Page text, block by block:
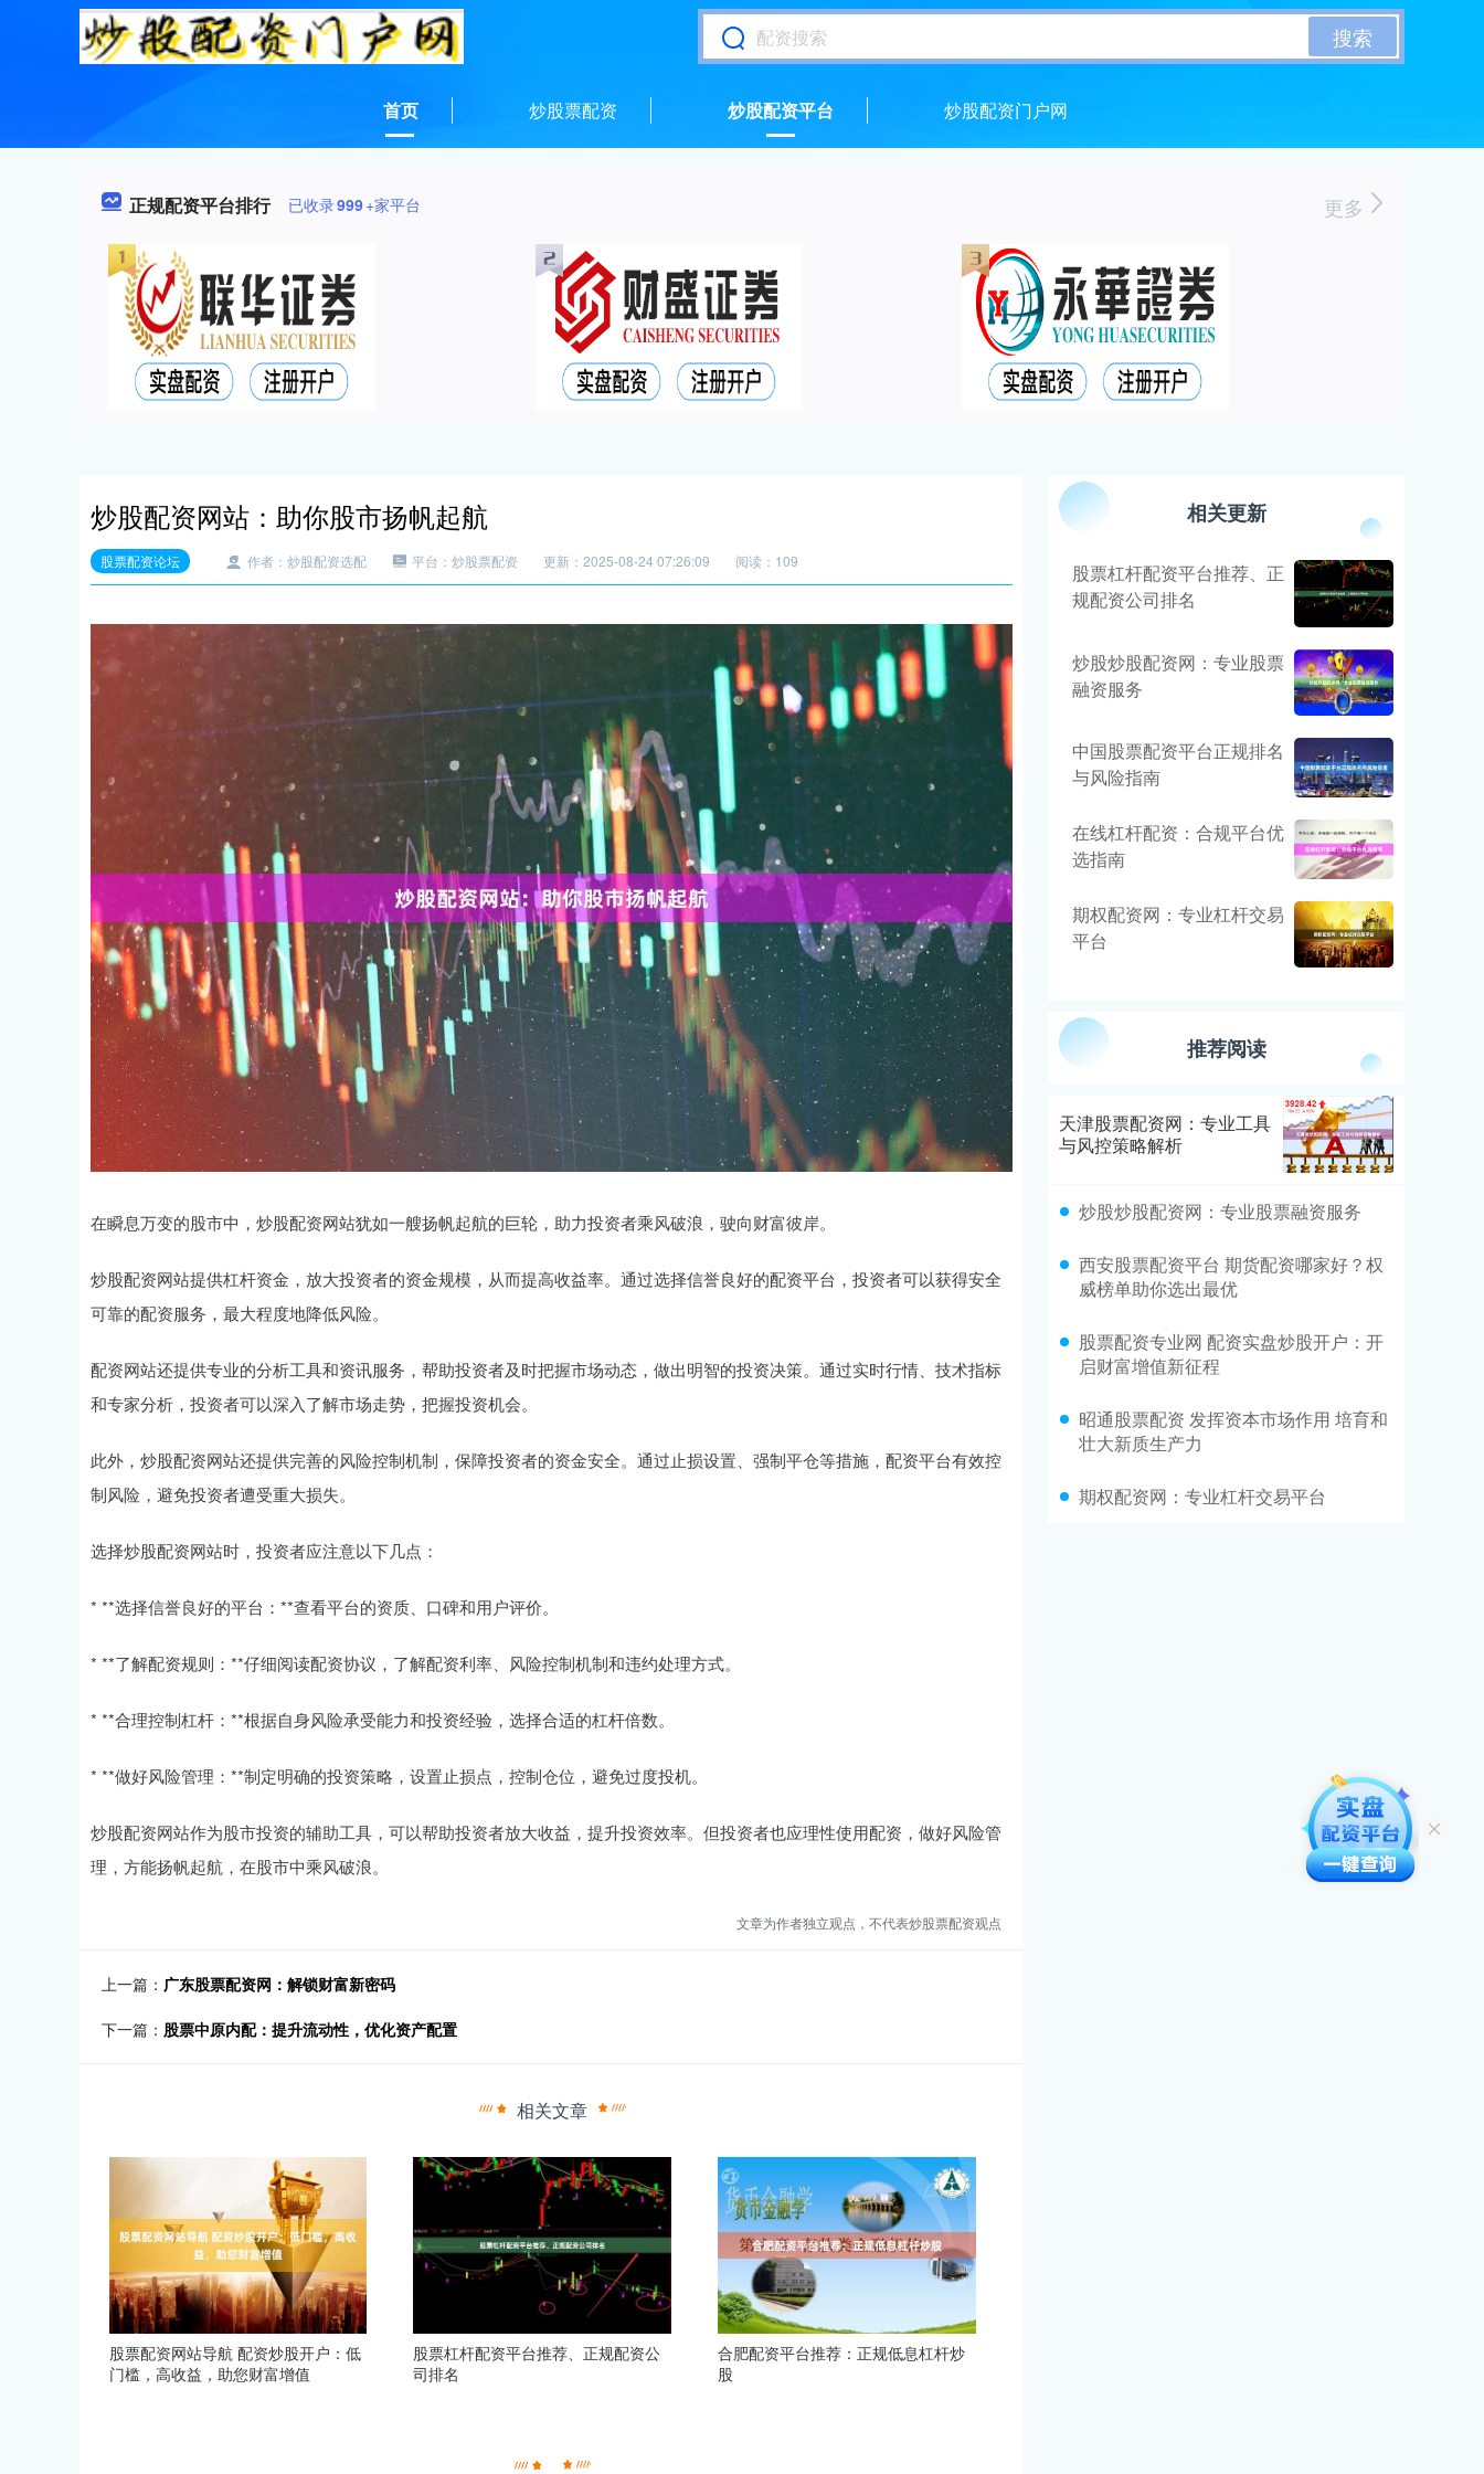
搜索
首页 炒股票配资 炒股配资平台 炒股配资门户网
正规配资平台排行 已收录999+家平台 更多
炒股配资网站：助你股市扬帆起航
股票配资论坛 作者：炒股配资选配 平台：炒股票配资 更新：2025-08-24 07:26:09 阅读：109
在瞬息万变的股市中，炒股配资网站犹如一艘扬帆起航的巨轮，助力投资者乘风破浪，驶向财富彼岸。
炒股配资网站提供杠杆资金，放大投资者的资金规模，从而提高收益率。通过选择信誉良好的配资平台，投资者可以获得安全
可靠的配资服务，最大程度地降低风险。
配资网站还提供专业的分析工具和资讯服务，帮助投资者及时把握市场动态，做出明智的投资决策。通过实时行情、技术指标
和专家分析，投资者可以深入了解市场走势，把握投资机会。
此外，炒股配资网站还提供完善的风险控制机制，保障投资者的资金安全。通过止损设置、强制平仓等措施，配资平台有效控
制风险，避免投资者遭受重大损失。
选择炒股配资网站时，投资者应注意以下几点：
* **选择信誉良好的平台：**查看平台的资质、口碑和用户评价。
* **了解配资规则：**仔细阅读配资协议，了解配资利率、风险控制机制和违约处理方式。
* **合理控制杠杆：**根据自身风险承受能力和投资经验，选择合适的杠杆倍数。
* **做好风险管理：**制定明确的投资策略，设置止损点，控制仓位，避免过度投机。
炒股配资网站作为股市投资的辅助工具，可以帮助投资者放大收益，提升投资效率。但投资者也应理性使用配资，做好风险管
理，方能扬帆起航，在股市中乘风破浪。
文章为作者独立观点，不代表炒股票配资观点
上一篇： 广东股票配资网：解锁财富新密码
下一篇： 股票中原内配：提升流动性，优化资产配置
相关文章
股票配资网站导航 配资炒股开户：低
门槛，高收益，助您财富增值
股票杠杆配资平台推荐、正规配资公
司排名
合肥配资平台推荐：正规低息杠杆炒
股
相关更新
股票杠杆配资平台推荐、正
规配资公司排名
炒股炒股配资网：专业股票
融资服务
中国股票配资平台正规排名
与风险指南
在线杠杆配资：合规平台优
选指南
期权配资网：专业杠杆交易
平台
推荐阅读
天津股票配资网：专业工具
与风控策略解析
炒股炒股配资网：专业股票融资服务
西安股票配资平台 期货配资哪家好？权
威榜单助你选出最优
股票配资专业网 配资实盘炒股开户：开
启财富增值新征程
昭通股票配资 发挥资本市场作用 培育和
壮大新质生产力
期权配资网：专业杠杆交易平台